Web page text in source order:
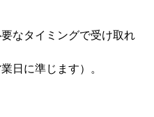
なタイミングで受け取れ
日に準じます）。